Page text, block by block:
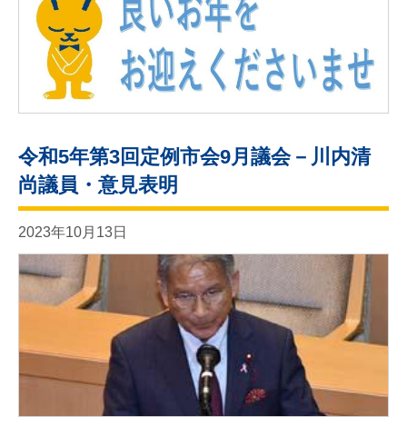
令和5年第3回定例市会9月議会－川内清
尚議員・意見表明
2023年10月13日